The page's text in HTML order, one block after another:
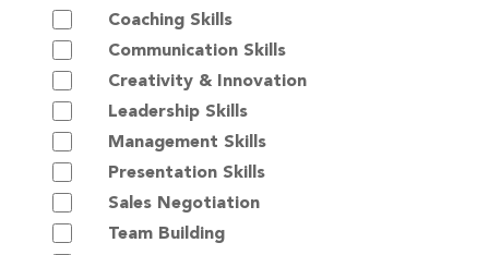
Coaching Skills
Communication Skills
Creativity & Innovation
Leadership Skills
Management Skills
Presentation Skills
Sales Negotiation
Team Building